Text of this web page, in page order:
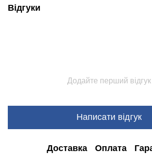
Відгуки
Додайте перший відгук
Написати відгук
Доставка Оплата